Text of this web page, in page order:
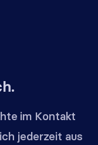
im Kontakt
jederzeit aus